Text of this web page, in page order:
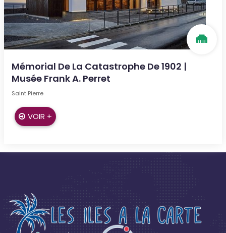
Mémorial De La Catastrophe De 1902 |
Musée Frank A. Perret
Saint Pierre
VOIR +